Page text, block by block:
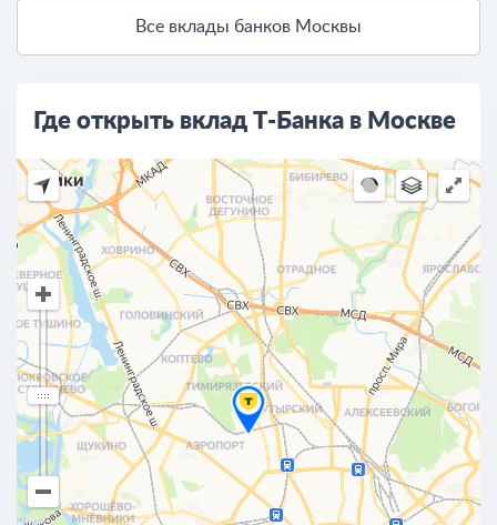
Все вклады банков Москвы
Где открыть вклад Т-Банка в Москве